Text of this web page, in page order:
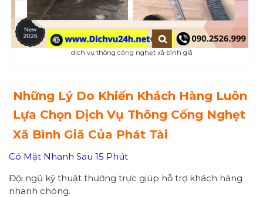
dịch vụ thông cống nghẹt xã bình giã
Những Lý Do Khiến Khách Hàng Luôn
Lựa Chọn Dịch Vụ Thông Cống Nghẹt
Xã Bình Giã Của Phát Tài
Có Mặt Nhanh Sau 15 Phút
Đội ngũ kỹ thuật thường trực giúp hỗ trợ khách hàng
nhanh chóng.